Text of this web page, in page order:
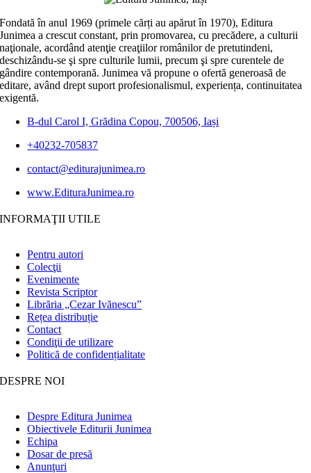
Fondată în anul 1969 (primele cărți au apărut în 1970), Editura
Junimea a crescut constant, prin promovarea, cu precădere, a culturii
naţionale, acordând atenţie creaţiilor românilor de pretutindeni,
deschizându-se şi spre culturile lumii, precum şi spre curentele de
gândire contemporană. Junimea vă propune o ofertă generoasă de
editare, având drept suport profesionalismul, experiența, continuitatea
exigentă.
B-dul Carol I, Grădina Copou, 700506, Iași
+40232-705837
contact@editurajunimea.ro
www.EdituraJunimea.ro
INFORMAŢII UTILE
Pentru autori
Colecţii
Evenimente
Revista Scriptor
Librăria „Cezar Ivănescu”
Rețea distribuție
Contact
Condiţii de utilizare
Politică de confidențialitate
DESPRE NOI
Despre Editura Junimea
Obiectivele Editurii Junimea
Echipa
Dosar de presă
Anunţuri